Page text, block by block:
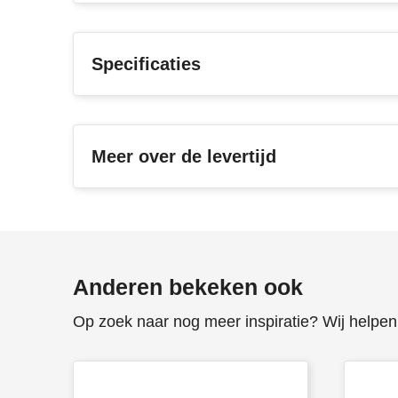
Specificaties
Meer over de levertijd
Anderen bekeken ook
Op zoek naar nog meer inspiratie? Wij